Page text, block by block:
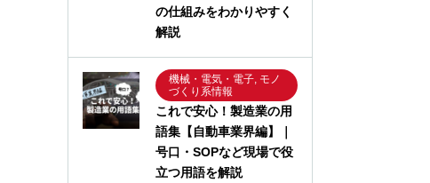
の仕組みをわかりやすく
解説
機械・電気・電子, モノ
づくり系情報
これで安心！製造業の用
語集【自動車業界編】｜
号口・SOPなど現場で役
立つ用語を解説